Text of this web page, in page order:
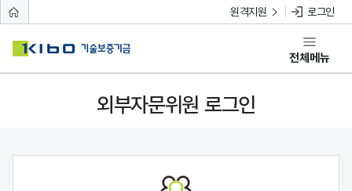
원격지원 로그인
전체메뉴
외부자문위원 로그인